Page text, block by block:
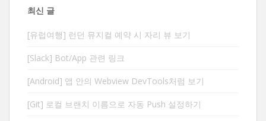
최신 글
[유럽여행] 런던 뮤지컬 예약 시 자리 뷰 보기
[Slack] Bot/App 관련 링크
[Android] 앱 안의 Webview DevTools처럼 보기
[Git] 로컬 브랜치 이름으로 자동 Push 설정하기